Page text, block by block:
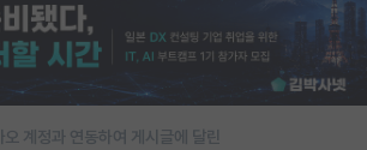
오 계정과 연동하여 게시글에 달린